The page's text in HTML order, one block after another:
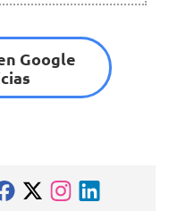
Google